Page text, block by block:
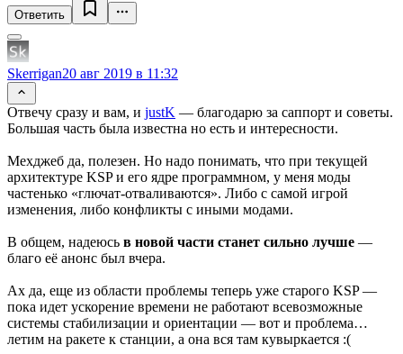
Ответить
Skerrigan20 авг 2019 в 11:32
Отвечу сразу и вам, и justK — благодарю за саппорт и советы.
Большая часть была известна но есть и интересности.
Мехджеб да, полезен. Но надо понимать, что при текущей
архитектуре KSP и его ядре программном, у меня моды
частенько «глючат-отваливаются». Либо с самой игрой
изменения, либо конфликты с иными модами.
В общем, надеюсь в новой части станет сильно лучше —
благо её анонс был вчера.
Ах да, еще из области проблемы теперь уже старого KSP —
пока идет ускорение времени не работают всевозможные
системы стабилизации и ориентации — вот и проблема…
летим на ракете к станции, а она вся там кувыркается :(